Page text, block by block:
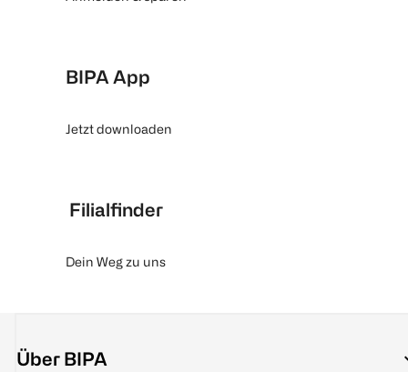
BIPA App
Jetzt downloaden
Filialfinder
Dein Weg zu uns
Über BIPA